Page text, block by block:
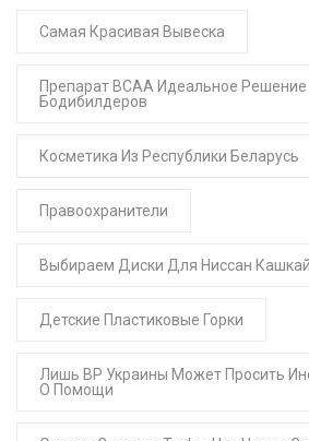
Самая Красивая Вывеска
Препарат BCAA Идеальное
Бодибилдеров
Косметика Из Республики Беларусь
Правоохранители
Выбираем Диски Для Ниссан Кашкай
Детские Пластиковые Горки
Лишь ВР Украины Может Просить
О Помощи